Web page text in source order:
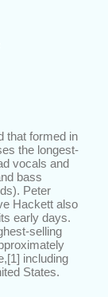
that formed in
the longest-
vocals and
bass
Peter
Hackett also
early days.
selling
including
States.